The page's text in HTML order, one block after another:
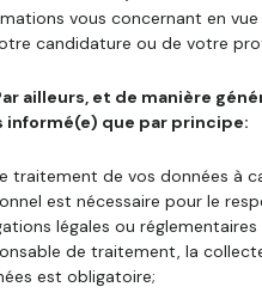
vous concernant en vue
candidature ou de votre
ailleurs, et de manière
informé(e) que par principe:
traitement de vos données à
est nécessaire pour le
légales ou réglementaires
de traitement, la
est obligatoire;